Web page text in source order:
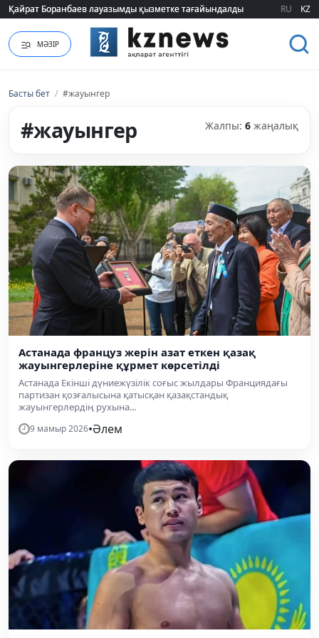
Қайрат Боранбаев лауазымды қызметке тағайындалды
Қайрат Боранбаев лауазымды қызметке тағайындалды RU KZ
МӘЗІР
Басты бет / #жауынгер
#жауынгер Жалпы: 6 жаңалық
Астанада француз жерін азат еткен қазақ
жауынгерлеріне құрмет көрсетілді
Астанада Екінші дүниежүзілік соғыс жылдары Франциядағы
партизан қозғалысына қатысқан қазақстандық
жауынгерлердің рухына...
9 мамыр 2026•Әлем